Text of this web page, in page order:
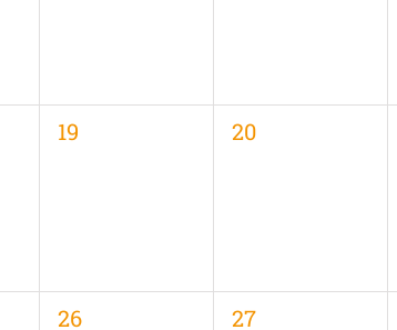
0
19
0
20
0
26
0
27